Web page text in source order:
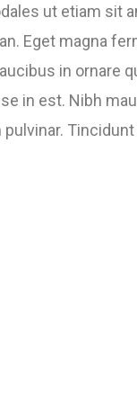
ut etiam sit
Eget magna
in ornare
in est. Nibh